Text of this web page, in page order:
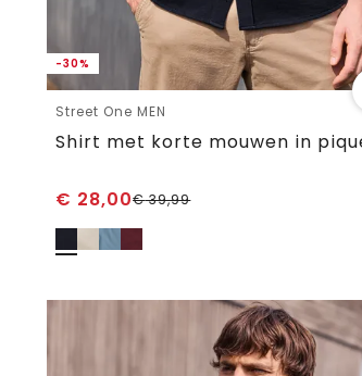
-30%
Street One MEN
€ 28,00€39,99